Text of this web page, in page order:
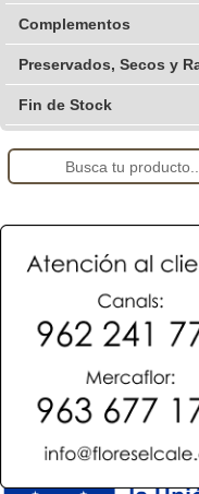
Complementos
Preservados, Secos y
Fin de Stock